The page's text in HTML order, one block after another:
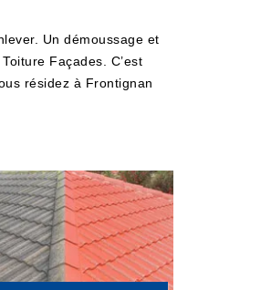
Un démoussage et
Façades. C’est
résidez à Frontignan